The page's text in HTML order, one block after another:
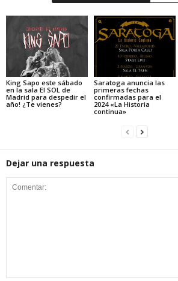
King Sapo este sábado
en la sala El SOL de
Madrid para despedir el
año! ¿Te vienes?
Saratoga anuncia las
primeras fechas
confirmadas para el
2024 «La Historia
continua»
Dejar una respuesta